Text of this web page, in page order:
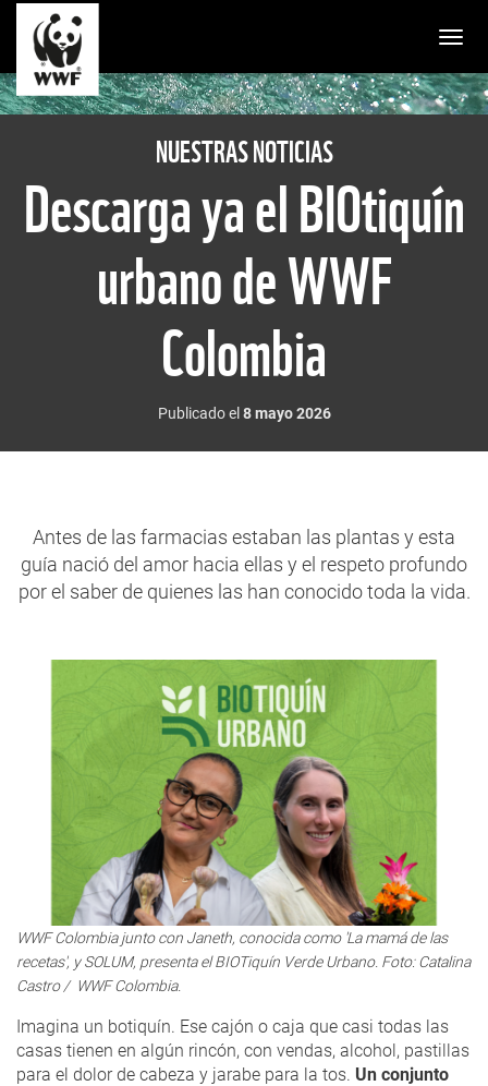
NUESTRAS NOTICIAS
Descarga ya el BIOtiquín
urbano de WWF
Colombia
Publicado el 8 mayo 2026
Antes de las farmacias estaban las plantas y esta
guía nació del amor hacia ellas y el respeto profundo
por el saber de quienes las han conocido toda la vida.
WWF Colombia junto con Janeth, conocida como 'La mamá de las
recetas', y SOLUM, presenta el BIOTiquín Verde Urbano. Foto: Catalina
Castro / WWF Colombia.
Imagina un botiquín. Ese cajón o caja que casi todas las
casas tienen en algún rincón, con vendas, alcohol, pastillas
para el dolor de cabeza y jarabe para la tos. Un conjunto